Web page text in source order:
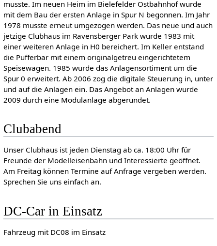
musste. Im neuen Heim im Bielefelder Ostbahnhof wurde
mit dem Bau der ersten Anlage in Spur N begonnen. Im Jahr
1978 musste erneut umgezogen werden. Das neue und auch
jetzige Clubhaus im Ravensberger Park wurde 1983 mit
einer weiteren Anlage in H0 bereichert. Im Keller entstand
die Pufferbar mit einem originalgetreu eingerichtetem
Speisewagen. 1985 wurde das Anlagensortiment um die
Spur 0 erweitert. Ab 2006 zog die digitale Steuerung in, unter
und auf die Anlagen ein. Das Angebot an Anlagen wurde
2009 durch eine Modulanlage abgerundet.
Clubabend
Unser Clubhaus ist jeden Dienstag ab ca. 18:00 Uhr für
Freunde der Modelleisenbahn und Interessierte geöffnet.
Am Freitag können Termine auf Anfrage vergeben werden.
Sprechen Sie uns einfach an.
DC-Car in Einsatz
Fahrzeug mit DC08 im Einsatz